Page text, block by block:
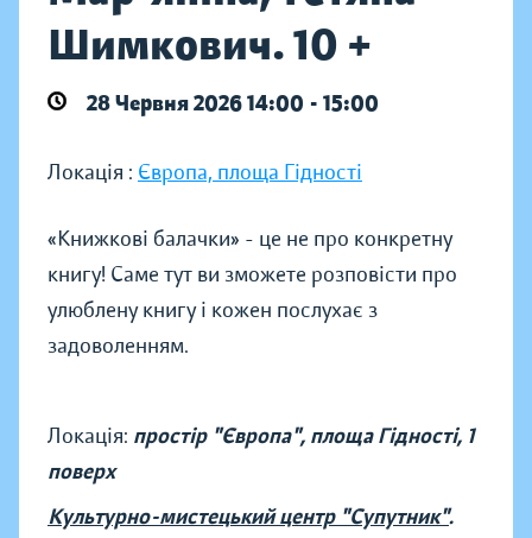
Шимкович. 10 +
28 Червня 2026 14:00 - 15:00
Локація : Європа, площа Гідності
«Книжкові балачки» - це не про конкретну
книгу! Саме тут ви зможете розповісти про
улюблену книгу і кожен послухає з
задоволенням.
Локація: простір "Європа", площа Гідності, 1
поверх
Культурно-мистецький центр "Супутник".